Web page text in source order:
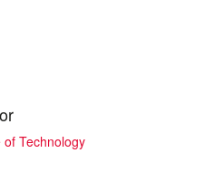
Technology